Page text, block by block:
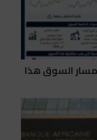
السوق هذا